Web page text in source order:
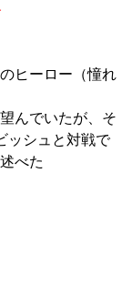
ヒーロー（憧れ
んでいたが、そ
ッシュと対戦で
べた